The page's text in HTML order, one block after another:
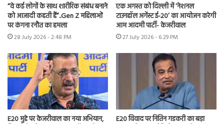
“वे कई लोगों के साथ शारीरिक संबंध बनाने
को आजादी कहती हैं”..Gen Z महिलाओं
पर कंगना रनौत का हमला
28 July 2026 - 2:48 PM
एक अगस्त को दिल्ली में ‘नेशनल
टाउनहॉल अगेंस्ट ई-20’ का आयोजन करेगी
आम आदमी पार्टी- केजरीवाल
27 July 2026 - 6:29 PM
E20 मुद्दे पर केजरीवाल का नया अभियान,
E20 विवाद पर नितिन गडकरी का बड़ा